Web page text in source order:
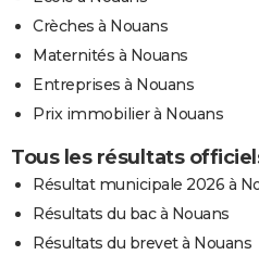
Crèches à Nouans
Maternités à Nouans
Entreprises à Nouans
Prix immobilier à Nouans
Tous les résultats
Résultat municipale 2026 à
Résultats du bac à Nouans
Résultats du brevet à Nouans